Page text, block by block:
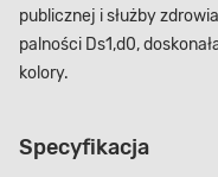
publicznej i służby
palności D­s1,d0,
kolory.
Specyfikacja